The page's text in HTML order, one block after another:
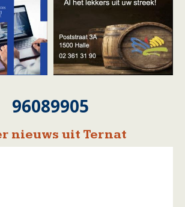
96089905
nieuws uit Ternat